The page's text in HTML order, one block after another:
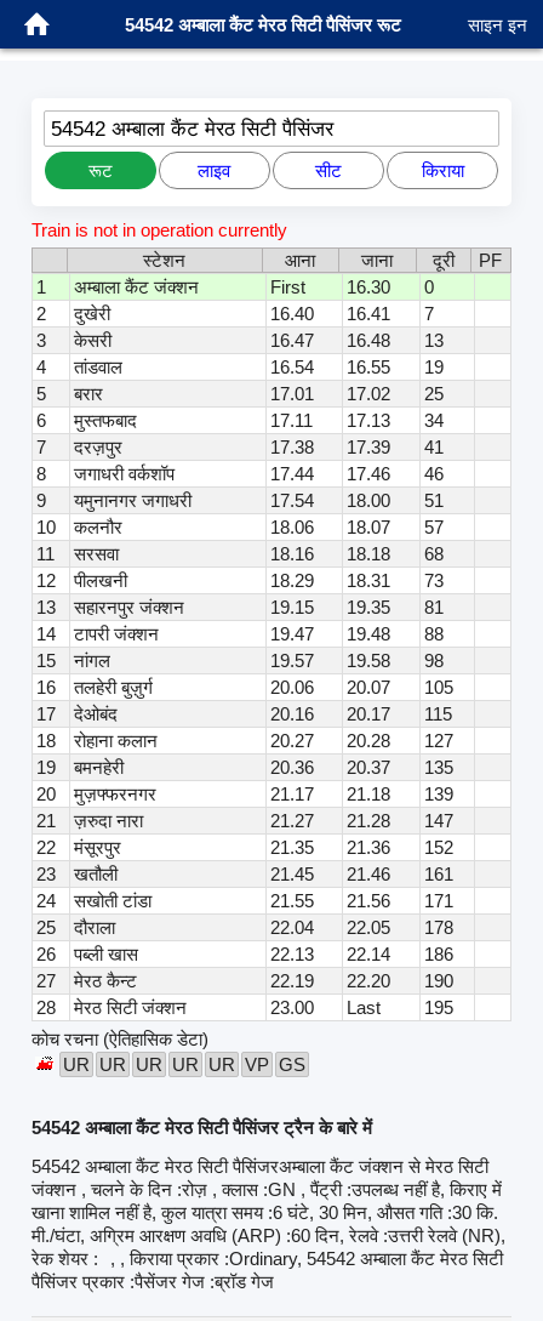
54542 अम्बाला कैंट मेरठ सिटी पैसिंजर रूट साइन इन
54542 अम्बाला कैंट मेरठ सिटी पैसिंजर
रूट लाइव सीट किराया
Train is not in operation currently
स्टेशन
आना जाना दूरी
PF
1
अम्बाला कैंट जंक्शन First 16.30
0
2
दुखेरी 16.40 16.41
7
3
केसरी 16.47 16.48
13
4
तांडवाल 16.54 16.55
19
5
बरार 17.01 17.02
25
6
मुस्तफबाद 17.11 17.13
34
7
दरज़पुर 17.38 17.39
41
8
जगाधरी वर्कशॉप 17.44 17.46
46
9
यमुनानगर जगाधरी 17.54 18.00
51
10
कलनौर 18.06 18.07
57
11
सरसवा 18.16 18.18
68
12
पीलखनी 18.29 18.31
73
13
सहारनपुर जंक्शन 19.15 19.35
81
14
टापरी जंक्शन 19.47 19.48
88
15
नांगल 19.57 19.58
98
16
तलहेरी बुज़ुर्ग 20.06 20.07
105
17
देओबंद 20.16 20.17
115
18
रोहाना कलान 20.27 20.28
127
19
बमनहेरी 20.36 20.37
135
20
मुज़फ्फरनगर 21.17 21.18
139
21
ज़रुदा नारा 21.27 21.28
147
22
मंसूरपुर 21.35 21.36
152
23
खतौली 21.45 21.46
161
24
सखोती टांडा 21.55 21.56
171
25
दौराला 22.04 22.05
178
26
पब्ली खास 22.13 22.14
186
27
मेरठ कैन्ट 22.19 22.20
190
28
मेरठ सिटी जंक्शन 23.00 Last
195
कोच रचना (ऐतिहासिक डेटा)
UR UR UR UR UR VP GS
54542 अम्बाला कैंट मेरठ सिटी पैसिंजर ट्रैन के बारे में
54542 अम्बाला कैंट मेरठ सिटी पैसिंजरअम्बाला कैंट जंक्शन से मेरठ सिटी
जंक्शन , चलने के दिन :रोज़ , क्लास :GN , पैंट्री :उपलब्ध नहीं है, किराए में
खाना शामिल नहीं है, कुल यात्रा समय :6 घंटे, 30 मिन, औसत गति :30 कि.
मी./घंटा, अग्रिम आरक्षण अवधि (ARP) :60 दिन, रेलवे :उत्तरी रेलवे (NR),
रेक शेयर :
, , किराया प्रकार :Ordinary, 54542 अम्बाला कैंट मेरठ सिटी
पैसिंजर प्रकार :पैसेंजर गेज :ब्रॉड गेज